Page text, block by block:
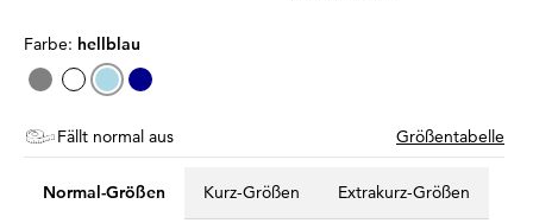
Farbe: hellblau
Fällt normal aus Größentabelle
Normal-Größen Kurz-Größen Extrakurz-Größen